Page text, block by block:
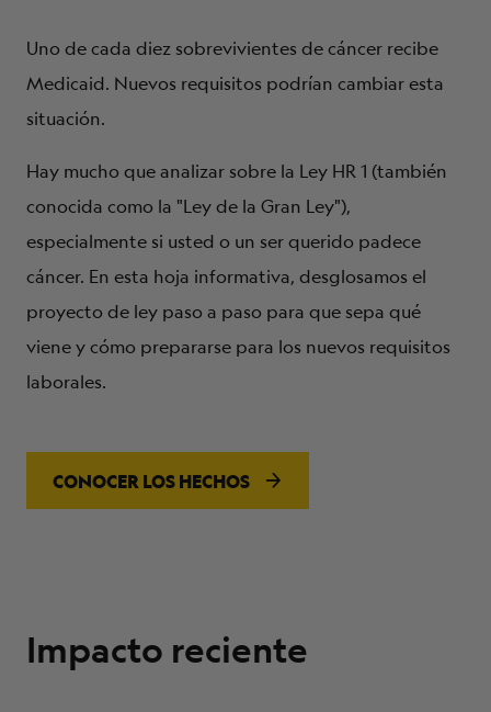
Uno de cada diez sobrevivientes de cáncer recibe
Medicaid. Nuevos requisitos podrían cambiar esta
situación.
Hay mucho que analizar sobre la Ley HR 1 (también
conocida como la "Ley de la Gran Ley"),
especialmente si usted o un ser querido padece
cáncer. En esta hoja informativa, desglosamos el
proyecto de ley paso a paso para que sepa qué
viene y cómo prepararse para los nuevos requisitos
laborales.
CONOCER LOS HECHOS
Impacto reciente